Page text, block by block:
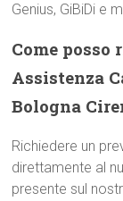
Genius, GiBiDi e
Come
Assistenza
Bologna
Richiedere un
direttamente al
presente sul